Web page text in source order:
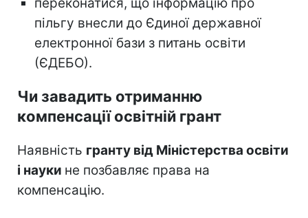
пільгу внесли до Єдиної державної
електронної бази з питань освіти
(ЄДЕБО).
Чи завадить отриманню
компенсації освітній грант
Наявність гранту від Міністерства освіти
і науки не позбавляє права на
компенсацію.